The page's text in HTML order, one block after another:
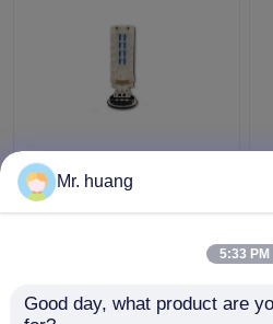
Kern 180, der großen
Faser-Optikspleiß-
Kasten,
großen Kern versiegelt
Mr. huang
5:33 PM
Good day, what product are